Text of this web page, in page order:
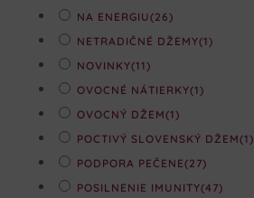
NA ENERGIU(26)
NETRADIČNÉ DŽEMY(1)
NOVINKY(11)
OVOCNÉ NÁTIERKY(1)
OVOCNÝ DŽEM(1)
POCTIVÝ SLOVENSKÝ DŽEM(1)
PODPORA PEČENE(27)
POSILNENIE IMUNITY(47)